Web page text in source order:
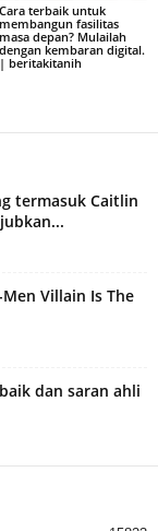
Cara terbaik untuk
membangun fasilitas
masa depan? Mulailah
dengan kembaran digital.
| beritakitanih
termasuk Caitlin
Villain Is The
dan saran ahli